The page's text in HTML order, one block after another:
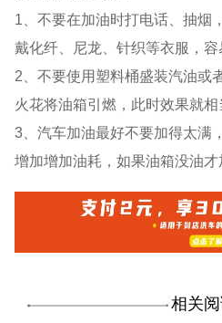
1、不要在加油时打电话、抽烟
戴化纤、尼龙、针织等衣服，容
2、不要使用塑料桶盛装汽油或
火花将油箱引燃，此时效果就相
3、汽车加油最好不要加得太满
增加增加油耗，如果油箱没油才
相关